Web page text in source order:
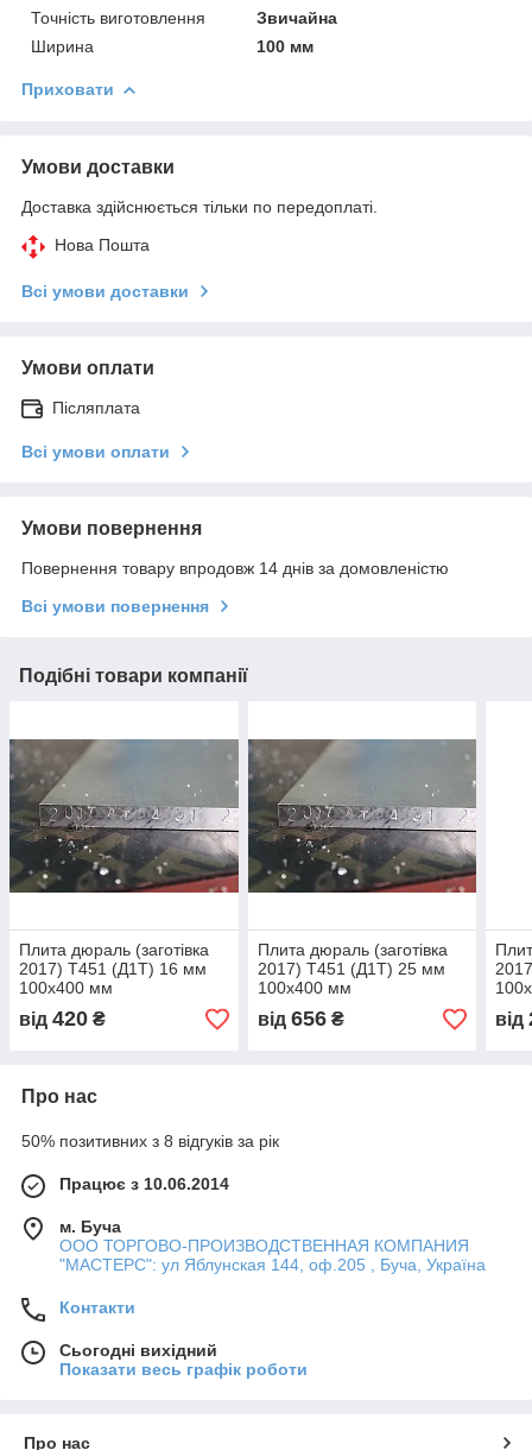
Точність виготовлення
Звичайна
Ширина
100 мм
Приховати
Умови доставки
Доставка здійснюється тільки по передоплаті.
Нова Пошта
Всі умови доставки
Умови оплати
Післяплата
Всі умови оплати
Умови повернення
Повернення товару впродовж 14 днів за домовленістю
Всі умови повернення
Подібні товари компанії
Плита дюраль (заготівка
2017) T451 (Д1Т) 16 мм
100х400 мм
від 420 ₴
Плита дюраль (заготівка
2017) T451 (Д1Т) 25 мм
100х400 мм
від 656₴ від
Про нас
50% позитивних з 8 відгуків за рік
Працює з 10.06.2014
м. Буча
ООО ТОРГОВО-ПРОИЗВОДСТВЕННАЯ КОМПАНИЯ
"МАСТЕРС": ул Яблунская 144, оф.205 , Буча, Україна
Контакти
Сьогодні вихідний
Показати весь графік роботи
Про нас